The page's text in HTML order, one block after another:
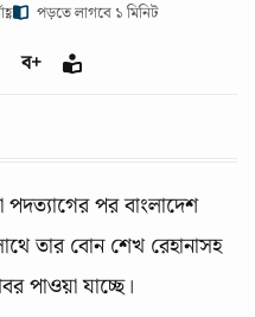
পড়তে লাগবে ১ মিনিট
ব+
পদত্যাগের পর বাংলাদেশ
তার বোন শেখ রেহানাসহ
পাওয়া যাচ্ছে।